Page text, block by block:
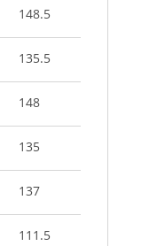
148.5
135.5
148
135
137
111.5